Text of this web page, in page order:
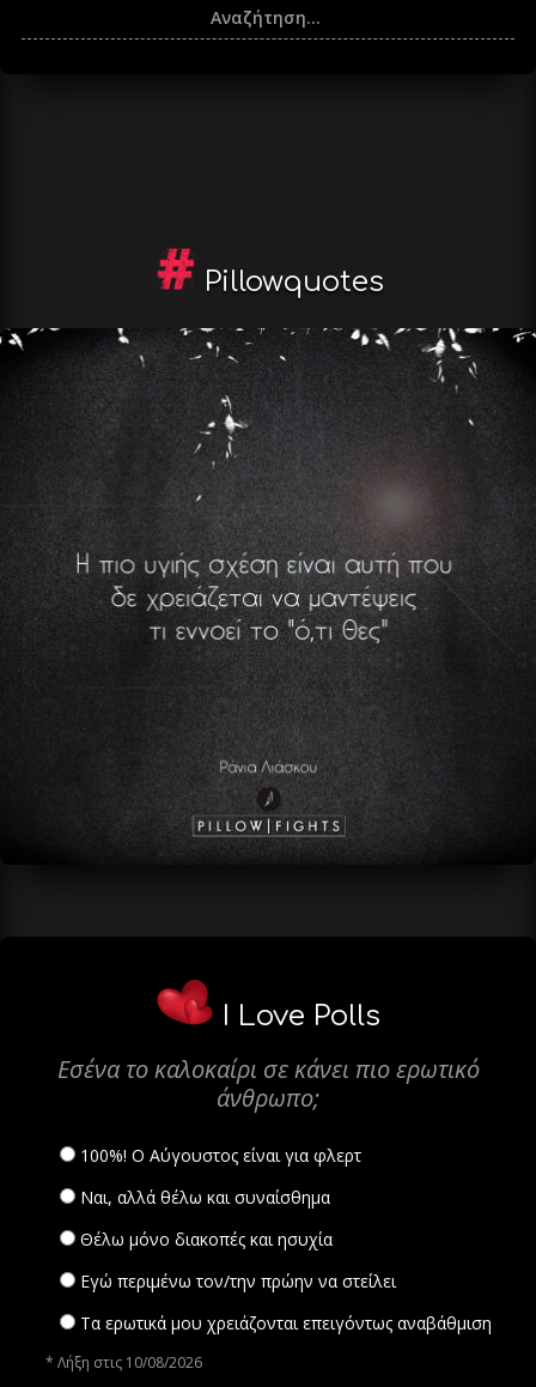
Pillowquotes
I Love Polls
Εσένα το καλοκαίρι σε κάνει πιο ερωτικό
άνθρωπο;
100%! Ο Αύγουστος είναι για φλερτ
Ναι, αλλά θέλω και συναίσθημα
Θέλω μόνο διακοπές και ησυχία
Εγώ περιμένω τον/την πρώην να στείλει
Τα ερωτικά μου χρειάζονται επειγόντως αναβάθμιση
* Λήξη στις 10/08/2026